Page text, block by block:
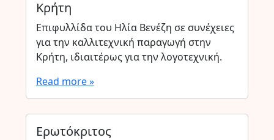
Κρήτη
Επιφυλλίδα του Ηλία Βενέζη σε συνέχειες
για την καλλιτεχνική παραγωγή στην
Κρήτη, ιδιαιτέρως για την λογοτεχνική.
Read more »
Ερωτόκριτος